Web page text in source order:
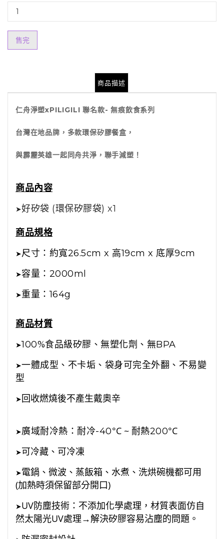
售完
商品描述
仁舟淨塑xPILIGILI 聯名款- 無痕飲食系列
台灣在地品牌，多款環保矽膠餐盒，
與霹靂英雄一起同舟共淨，聯手減塑！
商品內容
➤好矽袋 (環保矽膠袋) x1
商品規格
➤尺寸：約寬26.5cm x 高19cm x 底厚9cm
➤容量：2000ml
➤重量：164g
商品材質
➤100%食品級矽膠、無塑化劑、無BPA
➤一體成型、不卡垢、袋身可完全外翻、不易變
型
➤回收燃燒後不產生戴奧辛
➤廣域耐冷熱：耐冷-40°C ~ 耐熱200°C
➤可冷藏、可冷凍
➤電鍋、微波、蒸飯箱、水煮、洗烘碗機都可用
(加熱時須保留部分開口)
➤UV防塵技術：不添加化學處理，材質表面仿自
然太陽光UV處理→解決矽膠容易沾塵的問題。